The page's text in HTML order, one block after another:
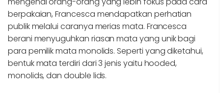
berpakaian, Francesca mendapatkan perhatian
publik melalui caranya merias mata. Francesca
berani menyuguhkan riasan mata yang unik bagi
para pemilik mata monolids. Seperti yang diketahui,
bentuk mata terdiri dari 3 jenis yaitu hooded,
monolids, dan double lids.